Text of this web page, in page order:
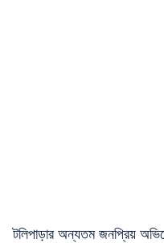
টলিপাড়ার অন্যতম জনপ্রিয়